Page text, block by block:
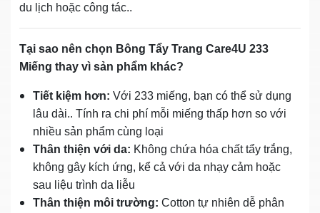
du lịch hoặc công tác..
Tại sao nên chọn Bông Tẩy Trang Care4U 233
Miếng thay vì sản phẩm khác?
Tiết kiệm hơn: Với 233 miếng, bạn có thể sử dụng
lâu dài.. Tính ra chi phí mỗi miếng thấp hơn so với
nhiều sản phẩm cùng loại
Thân thiện với da: Không chứa hóa chất tẩy trắng,
không gây kích ứng, kể cả với da nhạy cảm hoặc
sau liệu trình da liễu
Thân thiện môi trường: Cotton tự nhiên dễ phân